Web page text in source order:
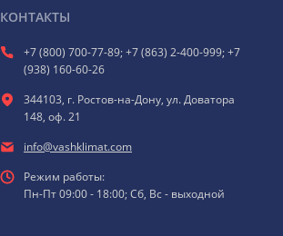
КОНТАКТЫ
+7 (800) 700-77-89; +7 (863) 2-400-999; +7
(938) 160-60-26
344103, г. Ростов-на-Дону, ул. Доватора
148, оф. 21
info@vashklimat.com
Режим работы:
Пн-Пт 09:00 - 18:00; Сб, Вс - выходной